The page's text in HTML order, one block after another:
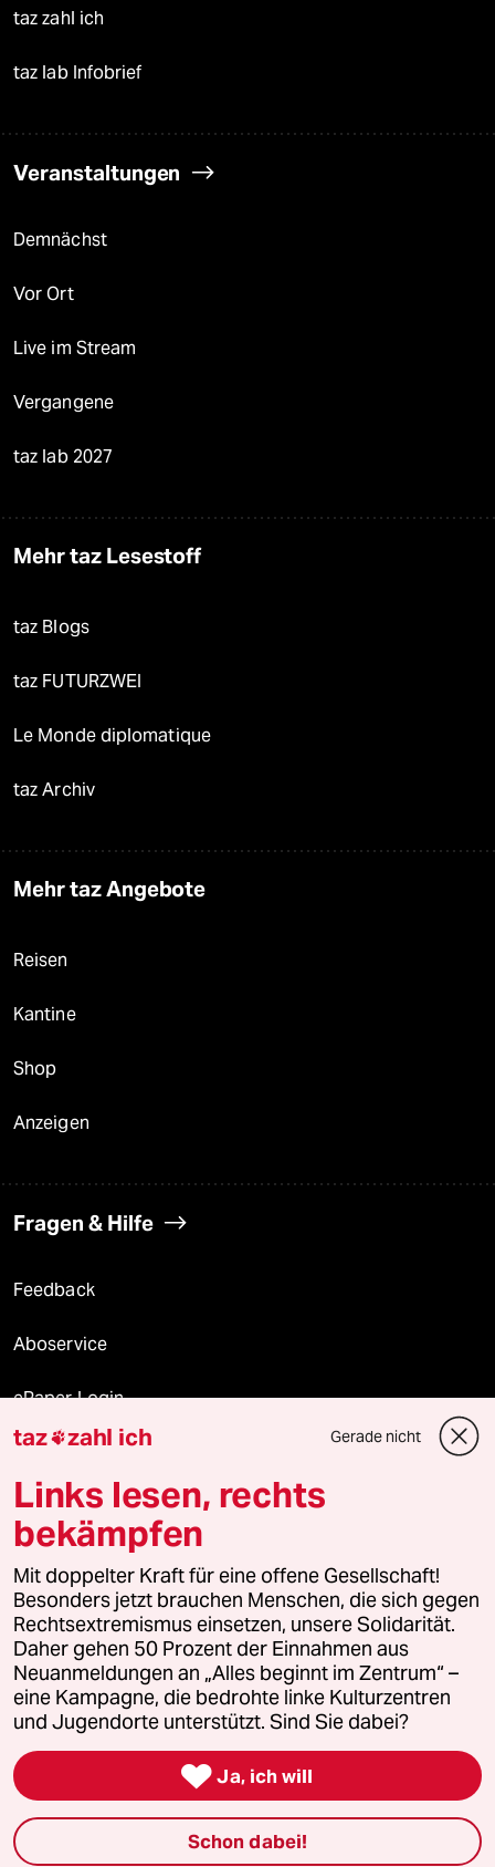
taz zahl ich
taz lab Infobrief
Veranstaltungen
Demnächst
Vor Ort
Live im Stream
Vergangene
taz lab 2027
Mehr taz Lesestoff
taz Blogs
taz FUTURZWEI
Le Monde diplomatique
taz Archiv
Mehr taz Angebote
Reisen
Kantine
Shop
Anzeigen
Fragen & Hilfe
Feedback
Aboservice
ePaper Login
Downloads für Abonnierende
© 2026 taz Verlags und Vertriebs GmbH
Alle Rechte vorbehalten. Bei rechtlichen Fragen oder für Genehmigungen
wenden Sie sich bitte an
lizenzen@taz.de
Feedback Redaktionsstatut Kommune-Richtlinien
Leitlinie Informant Datenschutz Impressum AGB
Seitenwende Einwilligungen widerrufen (Ads)
taz zahl ich Gerade nicht
Links lesen, rechts
bekämpfen
Mit doppelter Kraft für eine offene Gesellschaft!
Besonders jetzt brauchen Menschen, die sich gegen
Rechtsextremismus einsetzen, unsere Solidarität.
Daher gehen 50 Prozent der Einnahmen aus
Neuanmeldungen an „Alles beginnt im Zentrum“ –
eine Kampagne, die bedrohte linke Kulturzentren
und Jugendorte unterstützt. Sind Sie dabei?
 Ja, ich will
Schon dabei!